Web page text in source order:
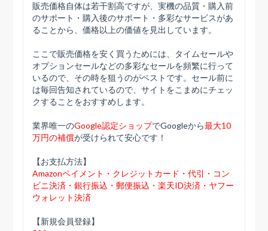
販売価格自体は若干割高ですが、実機の品質・購入前
のサポート・購入後のサポート・多彩なサービスがあ
ることから、価格以上の価値を見出しています。
ここで販売価格を安く買うためには、タイムセールや
オプションセールなどの多彩なセールを頻繁に行って
いるので、その時を狙うのがベストです。セール前に
は毎回告知されているので、サイトをこまめにチェッ
クすることをおすすめします。
業界唯一のGoogle認定ショップでGoogleから最大10
万円の補償が受けられて安心です！
【お支払方法】
Amazonペイメント・クレジットカード・代引・コン
ビニ決済・銀行振込・郵便振込・楽天ID決済・ヤフー
ウォレット決済
【新規会員登録】